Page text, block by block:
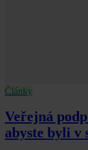
Články
Veřejná
abyste byli v